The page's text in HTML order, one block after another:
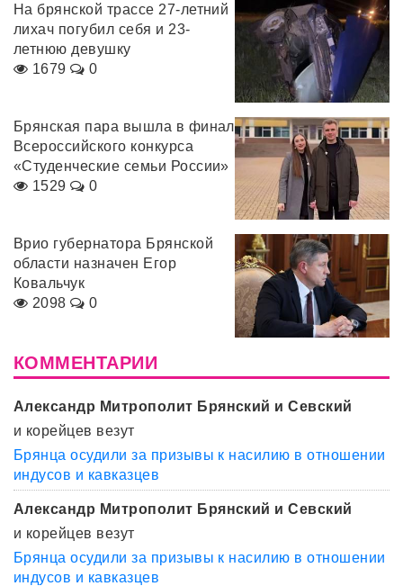
На брянской трассе 27-летний
лихач погубил себя и 23-
летнюю девушку
1679
0
Брянская пара вышла в финал
Всероссийского конкурса
«Студенческие семьи России»
1529
0
Врио губернатора Брянской
области назначен Егор
Ковальчук
2098
0
КОММЕНТАРИИ
Александр Митрополит Брянский и Севский
и корейцев везут
Брянца осудили за призывы к насилию в отношении
индусов и кавказцев
Александр Митрополит Брянский и Севский
и корейцев везут
Брянца осудили за призывы к насилию в отношении
индусов и кавказцев